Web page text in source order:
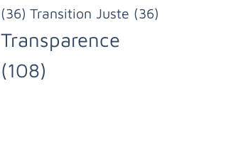
(36) Transition Juste (36)
Transparence
(108)